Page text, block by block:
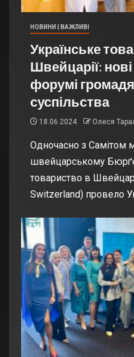
НОВИНИ | ВАЖЛИВІ
Українське
Швейцарії: нові
форумі
суспільства
18.06.2024 Олеся
Одночасно з Самітом
швейцарському
товариство в
Switzerland) провело